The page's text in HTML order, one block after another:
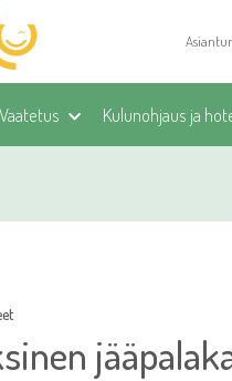
Vaatetus Kulunohjaus ja